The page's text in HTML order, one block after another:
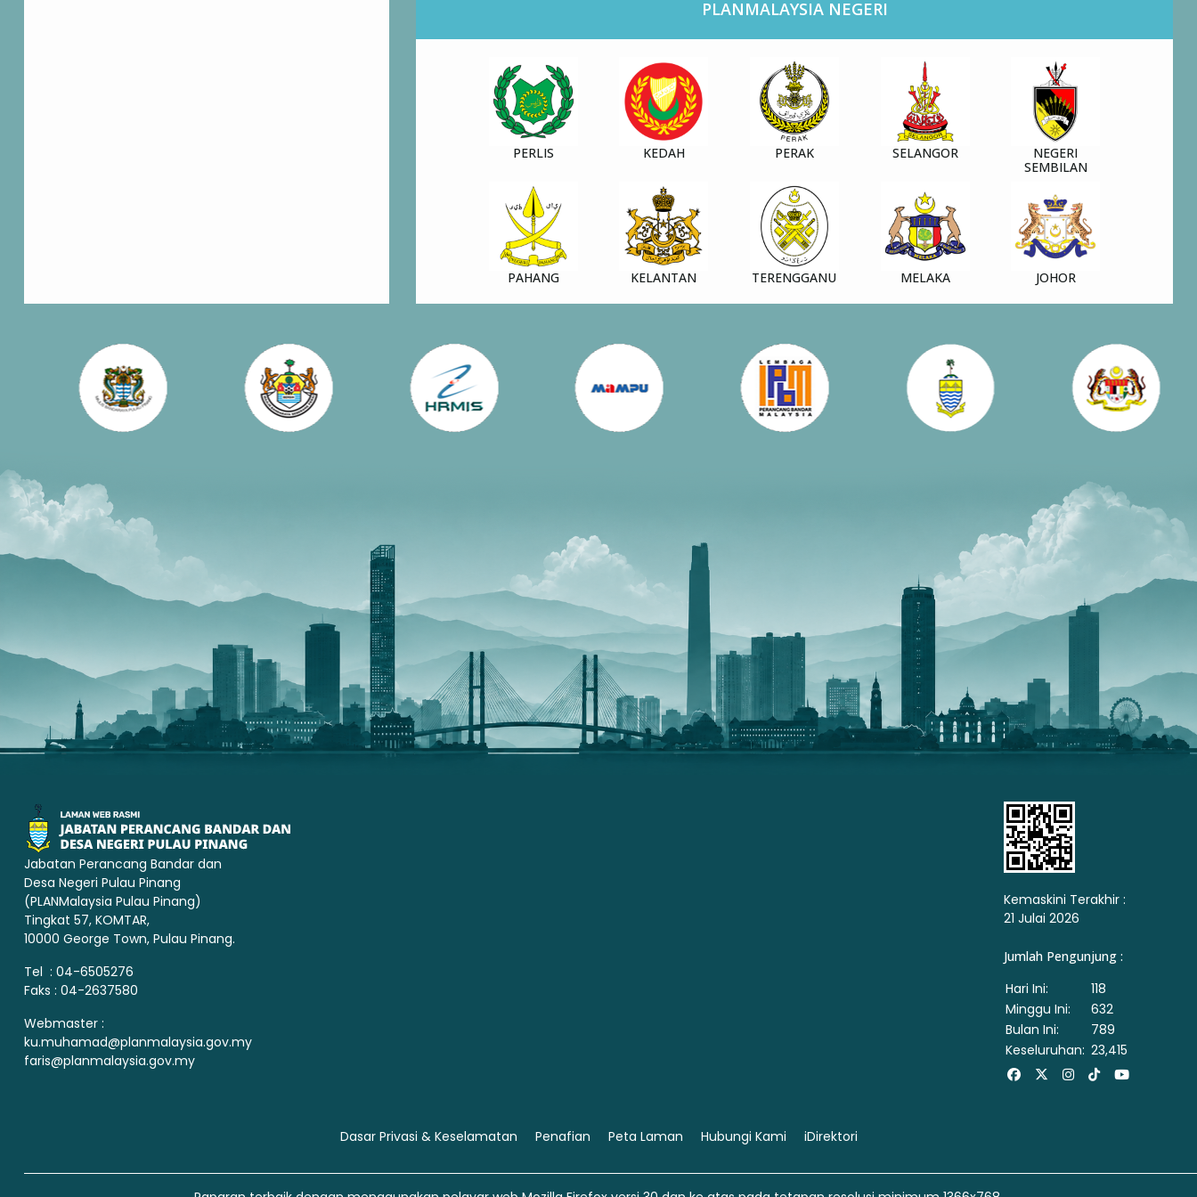
PLANMALAYSIA NEGERI
PERLIS KEDAH PERAK SELANGOR
NEGERI
SEMBILAN
PAHANG KELANTAN TERENGGANU MELAKA JOHOR
Jabatan Perancang Bandar dan
Desa Negeri Pulau Pinang
(PLANMalaysia Pulau Pinang)
Tingkat 57, KOMTAR,
10000 George Town, Pulau Pinang.
Tel : 04-6505276
Faks : 04-2637580
Webmaster :
ku.muhamad@planmalaysia.gov.my
faris@planmalaysia.gov.my
Kemaskini Terakhir :
21 Julai 2026
Jumlah Pengunjung :
Hari Ini:
118
Minggu Ini:
632
Bulan Ini:
789
Keseluruhan: 23,415
FacebookInstagram
TiktokYoutube
Dasar Privasi & Keselamatan Penafian Peta Laman Hubungi Kami iDirektori